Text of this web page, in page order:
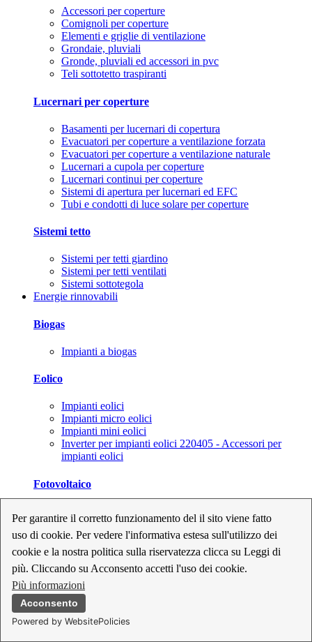
Per garantire il corretto funzionamento del il sito viene fatto
uso di cookie. Per vedere l'informativa estesa sull'utilizzo dei
cookie e la nostra politica sulla riservatezza clicca su Leggi di
più. Cliccando su Acconsento accetti l'uso dei cookie.
Più informazioni
Acconsento
Powered by WebsitePolicies
Accessori per coperture
Comignoli per coperture
Elementi e griglie di ventilazione
Grondaie, pluviali
Gronde, pluviali ed accessori in pvc
Teli sottotetto traspiranti
Lucernari per coperture
Basamenti per lucernari di copertura
Evacuatori per coperture a ventilazione forzata
Evacuatori per coperture a ventilazione naturale
Lucernari a cupola per coperture
Lucernari continui per coperture
Sistemi di apertura per lucernari ed EFC
Tubi e condotti di luce solare per coperture
Sistemi tetto
Sistemi per tetti giardino
Sistemi per tetti ventilati
Sistemi sottotegola
Energie rinnovabili
Biogas
Impianti a biogas
Eolico
Impianti eolici
Impianti micro eolici
Impianti mini eolici
Inverter per impianti eolici 220405 - Accessori per
impianti eolici
Fotovoltaico
Inverter per impianti fotovoltaici
Kit per impianti fotovoltaici
Moduli fotovoltaici
Sistemi di monitoraggio per impianti fotovoltaici
Strumenti di collaudo e configurazione per impianti
fotovoltaici
Supporti per impianti fotovoltaici
Geotermia